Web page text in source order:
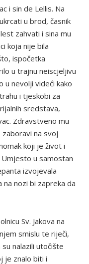
i sin de Lellis. Na
u brod, časnik
zahvati i sina mu
koja nije bila
ispočetka
u trajnu neiscjeljivu
u nevolji videći kako
i tjeskobi za
sredstava,
Zdravstveno mu
na svoj
koji je život i
u samostan
izvojevala
na nozi bi zapreka da
Sv. Jakova na
smislu te riječi,
nalazili utočište
je znalo biti i